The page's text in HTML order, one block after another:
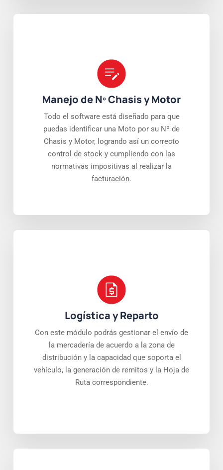
Manejo de Nº Chasis y Motor
Todo el software está diseñado para que
puedas identificar una Moto por su Nº de
Chasis y Motor, logrando así un correcto
control de stock y cumpliendo con las
normativas impositivas al realizar la
facturación.
Logística y Reparto
Con este módulo podrás gestionar el envío de
la mercadería de acuerdo a la zona de
distribución y la capacidad que soporta el
vehículo, la generación de remitos y la Hoja de
Ruta correspondiente.